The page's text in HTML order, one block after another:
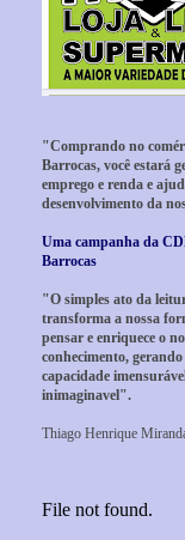
"Comprando no
Barrocas, você estará
emprego e renda e
desenvolvimento da
Uma campanha da
Barrocas
"O simples ato da
transforma a nossa
pensar e enriquece o
conhecimento,
capacidade
inimaginavel".
Thiago Henrique